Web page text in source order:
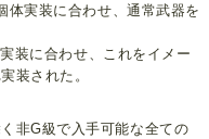
体実装に合わせ、通常武器を
装に合わせ、これをイメー
装された。
非G級で入手可能な全ての